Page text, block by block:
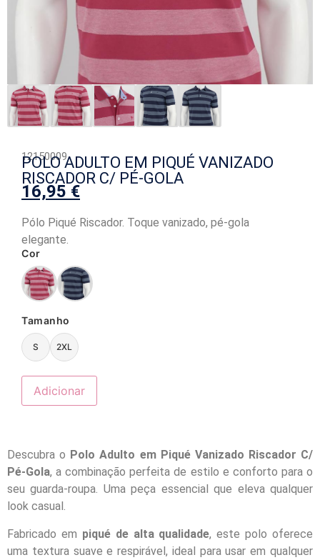
12150009
POLO ADULTO EM PIQUÉ VANIZADO
RISCADOR C/ PÉ-GOLA
16,95 €
Pólo Piqué Riscador. Toque vanizado, pé-gola
elegante.
Cor
Tamanho
S 2XL
Adicionar
Descubra o Polo Adulto em Piqué Vanizado Riscador C/
Pé-Gola, a combinação perfeita de estilo e conforto para o
seu guarda-roupa. Uma peça essencial que eleva qualquer
look casual.
Fabricado em piqué de alta qualidade, este polo oferece
uma textura suave e respirável, ideal para usar em qualquer